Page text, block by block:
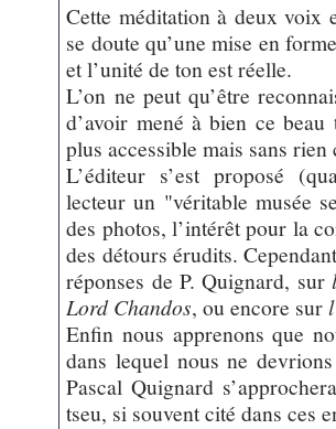
Cette méditation à deux voix
se doute qu’une mise en
et l’unité de ton est réelle.
L’on ne peut qu’être
d’avoir mené à bien ce
plus accessible mais sans
L’éditeur s’est proposé
lecteur un "véritable musée
des photos, l’intérêt pour la
des détours érudits.
réponses de P. Quignard, sur
Lord Chandos, ou encore sur
Enfin nous apprenons que
dans lequel nous ne
Pascal Quignard
tseu, si souvent cité dans ces